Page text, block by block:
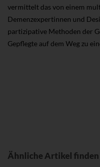
vermittelt das von einem
Demenzexpertinnen und
partizipative Methoden der
Gepflegte auf dem Weg zu
Ähnliche Artikel finden